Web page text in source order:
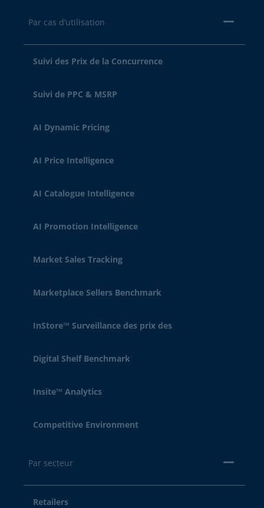
Par cas d’utilisation
Suivi des Prix de la Concurrence
Suivi de PPC & MSRP
AI Dynamic Pricing
AI Price Intelligence
AI Catalogue Intelligence
AI Promotion Intelligence
Market Sales Tracking
Marketplace Sellers Benchmark
InStore™ Surveillance des prix des
Digital Shelf Benchmark
Insite™ Analytics
Competitive Environment
Par secteur
Retailers